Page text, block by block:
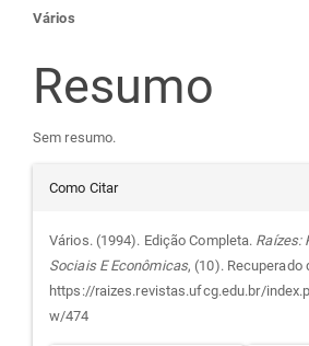
Conteúdo
do
artigo
principal
Vários
Resumo
Sem resumo.
Detalhes
do
artigo
Como Citar
Vários. (1994). Edição Completa. Raízes:
Sociais E Econômicas, (10). Recuperado
https://raizes.revistas.ufcg.edu.br/
w/474